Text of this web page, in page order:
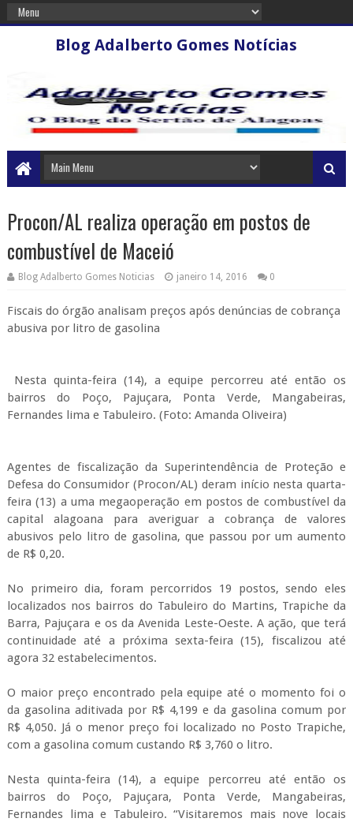
Blog Adalberto Gomes Notícias
Procon/AL realiza operação em postos de
combustível de Maceió
Blog Adalberto Gomes Noticias janeiro 14, 2016 0
Fiscais do órgão analisam preços após denúncias de cobrança
abusiva por litro de gasolina
Nesta quinta-feira (14), a equipe percorreu até então os
bairros do Poço, Pajuçara, Ponta Verde, Mangabeiras,
Fernandes lima e Tabuleiro. (Foto: Amanda Oliveira)
Agentes de fiscalização da Superintendência de Proteção e
Defesa do Consumidor (Procon/AL) deram início nesta quarta-
feira (13) a uma megaoperação em postos de combustível da
capital alagoana para averiguar a cobrança de valores
abusivos pelo litro de gasolina, que passou por um aumento
de R$ 0,20.
No primeiro dia, foram percorridos 19 postos, sendo eles
localizados nos bairros do Tabuleiro do Martins, Trapiche da
Barra, Pajuçara e os da Avenida Leste-Oeste. A ação, que terá
continuidade até a próxima sexta-feira (15), fiscalizou até
agora 32 estabelecimentos.
O maior preço encontrado pela equipe até o momento foi o
da gasolina aditivada por R$ 4,199 e da gasolina comum por
R$ 4,050. Já o menor preço foi localizado no Posto Trapiche,
com a gasolina comum custando R$ 3,760 o litro.
Nesta quinta-feira (14), a equipe percorreu até então os
bairros do Poço, Pajuçara, Ponta Verde, Mangabeiras,
Fernandes lima e Tabuleiro. “Visitaremos mais nove locais